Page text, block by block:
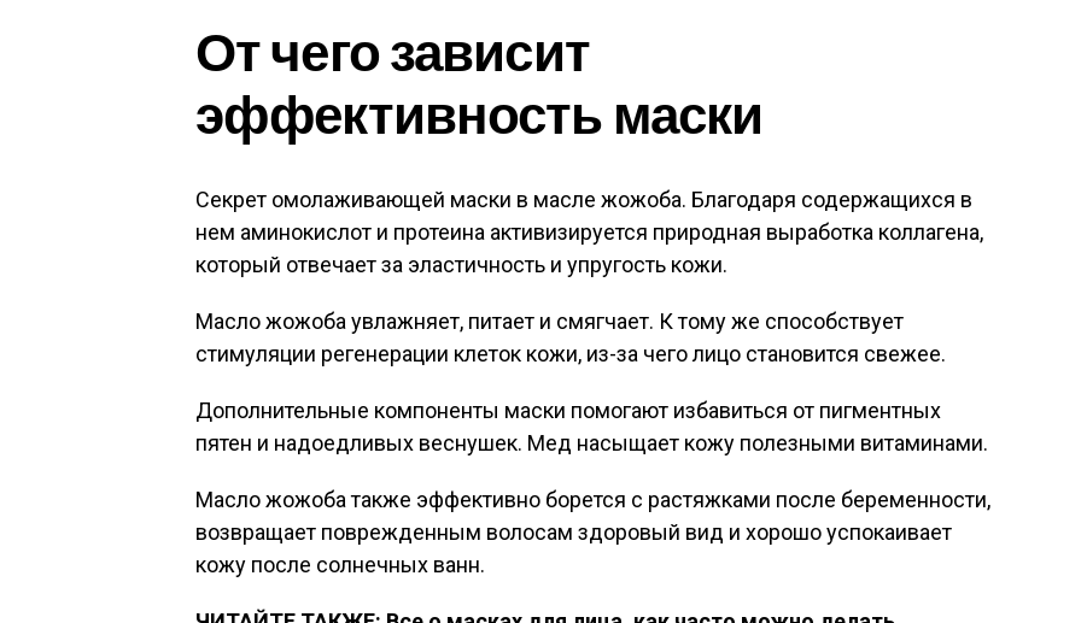
От чего зависит
эффективность маски
Секрет омолаживающей маски в масле жожоба. Благодаря содержащихся в
нем аминокислот и протеина активизируется природная выработка коллагена,
который отвечает за эластичность и упругость кожи.
Масло жожоба увлажняет, питает и смягчает. К тому же способствует
стимуляции регенерации клеток кожи, из-за чего лицо становится свежее.
Дополнительные компоненты маски помогают избавиться от пигментных
пятен и надоедливых веснушек. Мед насыщает кожу полезными витаминами.
Масло жожоба также эффективно борется с растяжками после беременности,
возвращает поврежденным волосам здоровый вид и хорошо успокаивает
кожу после солнечных ванн.